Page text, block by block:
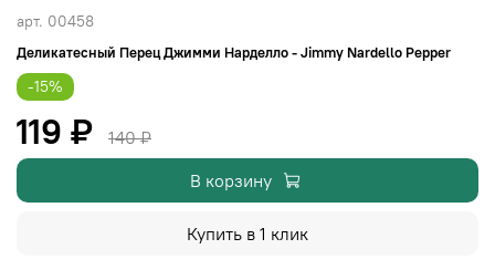
арт. 00458
Деликатесный Перец Джимми Нарделло - Jimmy Nardello Pepper
-15%
119 ₽
140 ₽
В корзину
Купить в 1 клик